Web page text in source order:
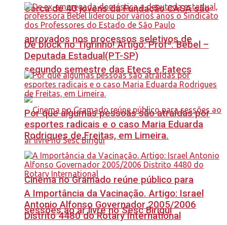
Cerca de 40 jovens da Fundação CASA são
aprovados nos processos seletivos de
segundo semestre das Etecs e Fatecs
Cinema no Gramado reúne público para
sessões ao ar livre no Sesc Birigui
Dê block no Tigrinho! Artigo: Profª. Bebel –
Deputada Estadual(PT-SP)
Por que algumas pessoas são atraídas por
esportes radicais e o caso Maria Eduarda
Rodrigues de Freitas, em Limeira.
A Importância da Vacinação. Artigo: Israel
Antonio Alfonso Governador 2005/2006
Distrito 4480 do Rotary International